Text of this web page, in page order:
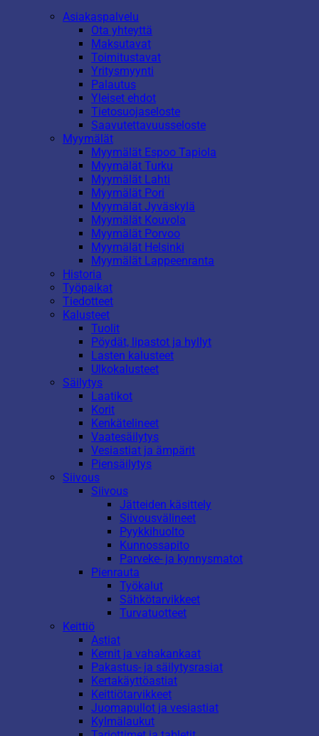
Asiakaspalvelu
Ota yhteyttä
Maksutavat
Toimitustavat
Yritysmyynti
Palautus
Yleiset ehdot
Tietosuojaseloste
Saavutettavuusseloste
Myymälät
Myymälät Espoo Tapiola
Myymälät Turku
Myymälät Lahti
Myymälät Pori
Myymälät Jyväskylä
Myymälät Kouvola
Myymälät Porvoo
Myymälät Helsinki
Myymälät Lappeenranta
Historia
Työpaikat
Tiedotteet
Kalusteet
Tuolit
Pöydät, lipastot ja hyllyt
Lasten kalusteet
Ulkokalusteet
Säilytys
Laatikot
Korit
Kenkätelineet
Vaatesäilytys
Vesiastiat ja ämpärit
Piensäilytys
Siivous
Siivous
Jätteiden käsittely
Siivousvälineet
Pyykkihuolto
Kunnossapito
Parveke- ja kynnysmatot
Pienrauta
Työkalut
Sähkötarvikkeet
Turvatuotteet
Keittiö
Astiat
Kernit ja vahakankaat
Pakastus- ja säilytysrasiat
Kertakäyttöastiat
Keittiötarvikkeet
Juomapullot ja vesiastiat
Kylmälaukut